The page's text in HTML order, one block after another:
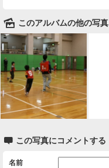
🌄 このアルバムの他の写真
 この写真にコメントする
名前